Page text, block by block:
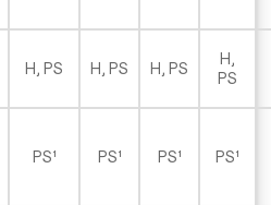
H, PS H, PS H, PS
H,
PS
PS¹ PS¹ PS¹ PS¹